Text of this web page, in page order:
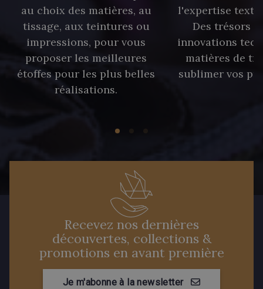
au choix des matières, au
tissage, aux teintures ou
impressions, pour vous
proposer les meilleures
étoffes pour les plus belles
réalisations.
l'expertise
Des trésors
innovations
matières de
sublimer vos
Recevez nos dernières
découvertes, collections &
promotions en avant première
Je m'abonne à la newsletter